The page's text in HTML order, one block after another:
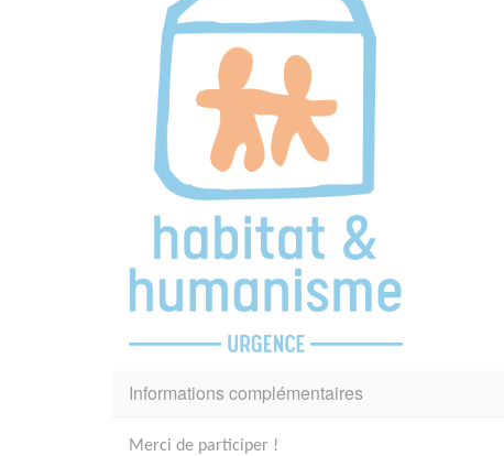
Informations complémentaires
Merci de participer !